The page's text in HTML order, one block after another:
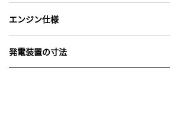
エンジン仕様
発電装置の寸法